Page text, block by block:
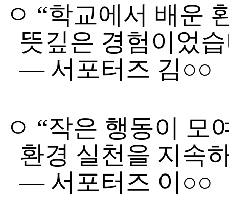
ㅇ “학교에서 배운
뜻깊은 경험이었
— 서포터즈 김 ○○
ㅇ “작은 행동이 모
환경 실천을 지속
— 서포터즈 이 ○○